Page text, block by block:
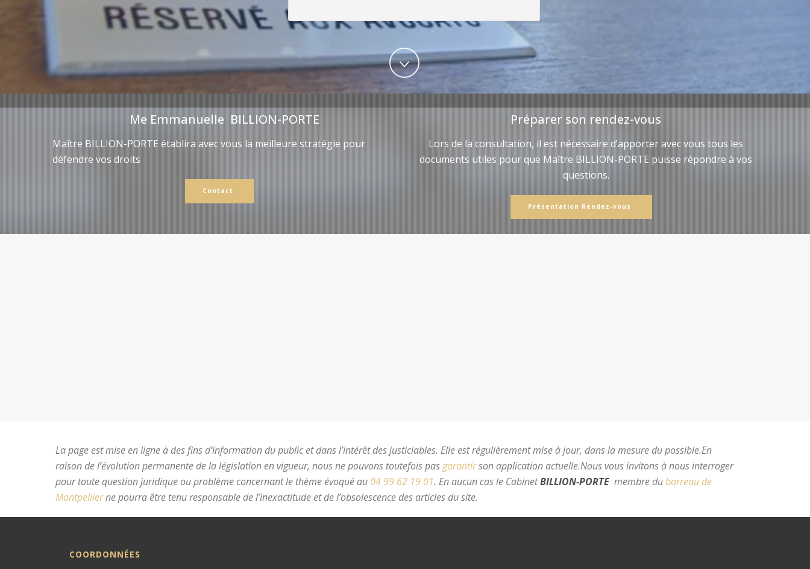
Me Emmanuelle BILLION-PORTE
Maître BILLION-PORTE établira avec vous la meilleure stratégie pour
défendre vos droits
Contact
Préparer son rendez-vous
Lors de la consultation, il est nécessaire d’apporter avec vous tous les
documents utiles pour que Maître BILLION-PORTE puisse répondre à vos
questions.
Présentation Rendez-vous
La page est mise en ligne à des fins d’information du public et dans l’intérêt des justiciables. Elle est régulièrement mise à jour, dans la mesure du possible.En
raison de l’évolution permanente de la législation en vigueur, nous ne pouvons toutefois pasgarantirson application actuelle.Nous vous invitons à nous interroger
pour toute question juridique ou problème concernant le thème évoqué au 04 99 62 19 01. En aucun cas le CabinetBILLION-PORTE membre dubarreau de
Montpellierne pourra être tenu responsable de l’inexactitude et de l’obsolescence des articles du site.
COORDONNÉES